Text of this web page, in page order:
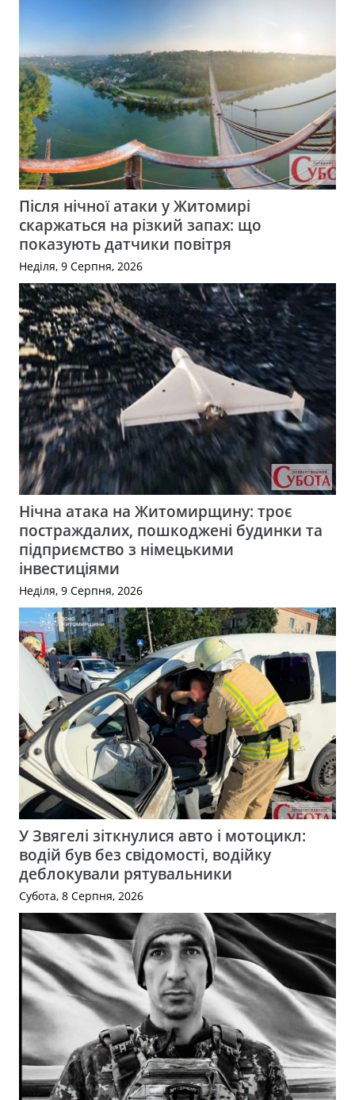
Після нічної атаки у Житомирі
скаржаться на різкий запах: що
показують датчики повітря
Неділя, 9 Серпня, 2026
Нічна атака на Житомирщину: троє
постраждалих, пошкоджені будинки та
підприємство з німецькими
інвестиціями
Неділя, 9 Серпня, 2026
У Звягелі зіткнулися авто і мотоцикл:
водій був без свідомості, водійку
деблокували рятувальники
Субота, 8 Серпня, 2026